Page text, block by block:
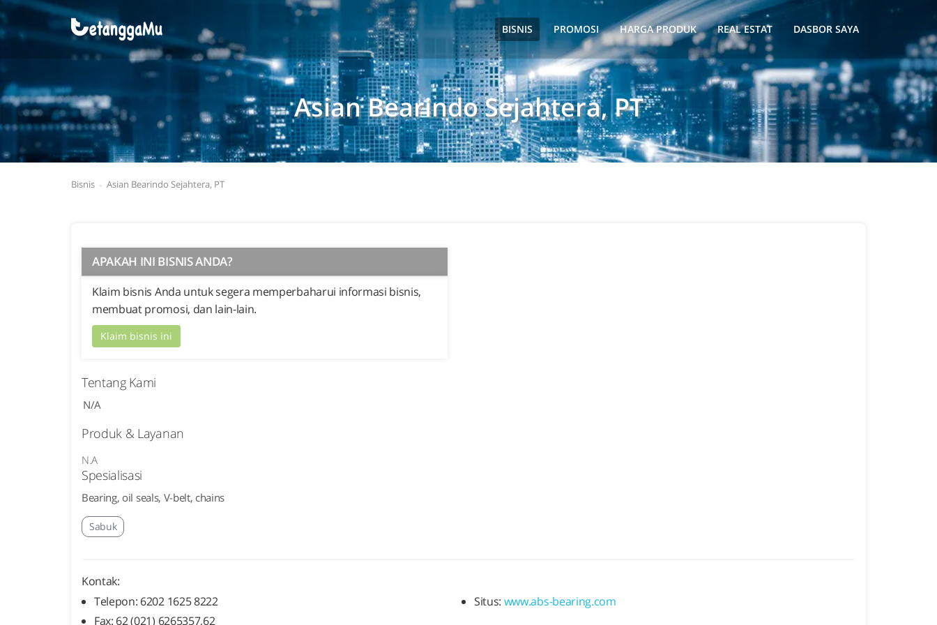
BISNIS PROMOSI HARGA PRODUK REAL ESTAT DASBOR SAYA
Asian Bearindo Sejahtera, PT
Bisnis Asian Bearindo Sejahtera, PT
APAKAH INI BISNIS ANDA?
Klaim bisnis Anda untuk segera memperbaharui informasi bisnis,
membuat promosi, dan lain-lain.
Klaim bisnis ini
Tentang Kami
N/A
Produk & Layanan
N.A
Spesialisasi
Bearing, oil seals, V-belt, chains
Sabuk
Kontak:
Telepon: 6202 1625 8222
Fax: 62 (021) 6265357,62
Situs: www.abs-bearing.com